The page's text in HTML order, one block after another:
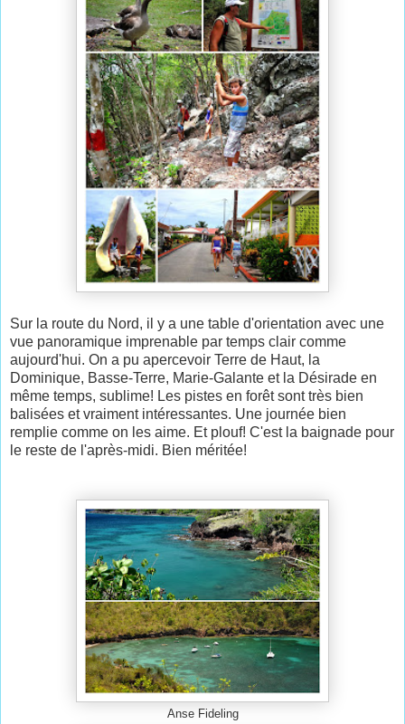
Sur la route du Nord, il y a une table d'orientation avec une
vue panoramique imprenable par temps clair comme
aujourd'hui. On a pu apercevoir Terre de Haut, la
Dominique, Basse-Terre, Marie-Galante et la Désirade en
même temps, sublime! Les pistes en forêt sont très bien
balisées et vraiment intéressantes. Une journée bien
remplie comme on les aime. Et plouf! C'est la baignade pour
le reste de l'après-midi. Bien méritée!
Anse Fideling